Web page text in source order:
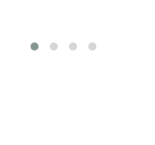
攝，版權為本